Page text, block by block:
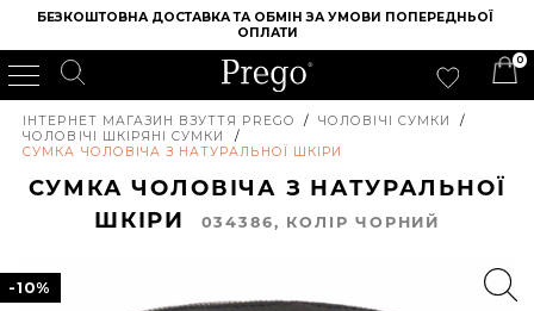
БЕЗКОШТОВНА ДОСТАВКА ТА ОБМІН ЗА УМОВИ ПОПЕРЕДНЬОЇ
ОПЛАТИ
0
ІНТЕРНЕТ МАГАЗИН ВЗУТТЯ PREGO / ЧОЛОВІЧІ СУМКИ
/
ЧОЛОВІЧІ ШКІРЯНІ СУМКИ
/
СУМКА ЧОЛОВІЧА З НАТУРАЛЬНОЇ ШКІРИ
СУМКА ЧОЛОВІЧА З НАТУРАЛЬНОЇ
ШКІРИ
034386, КОЛIР ЧОРНИЙ
-10%